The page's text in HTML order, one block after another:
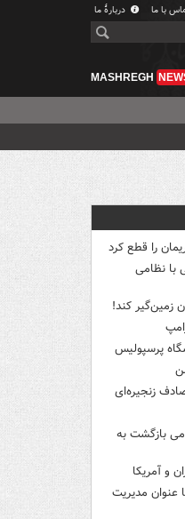
با ما دربارهٔ ما
MASHREGH
را قطع کرد
با نظامی
زمین‌گیر کند!
پرسپولیس
بازگشت به
و آمریکا
عنوان مدیریت